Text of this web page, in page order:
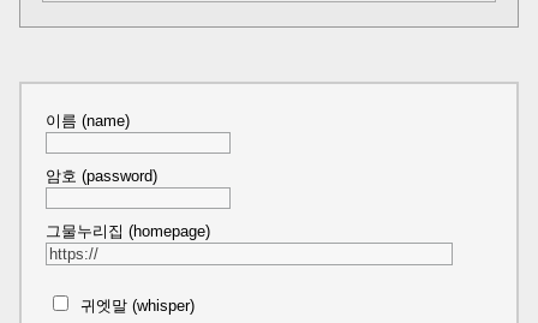
이름 (name)
암호 (password)
그물누리집 (homepage)
귀엣말 (whisper)